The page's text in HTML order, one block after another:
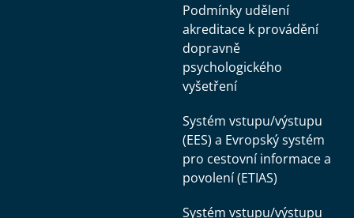
Podmínky udělení
akreditace k provádění
dopravně
psychologického
vyšetření
Systém vstupu/výstupu
(EES) a Evropský systém
pro cestovní informace a
povolení (ETIAS)
Systém vstupu/výstupu